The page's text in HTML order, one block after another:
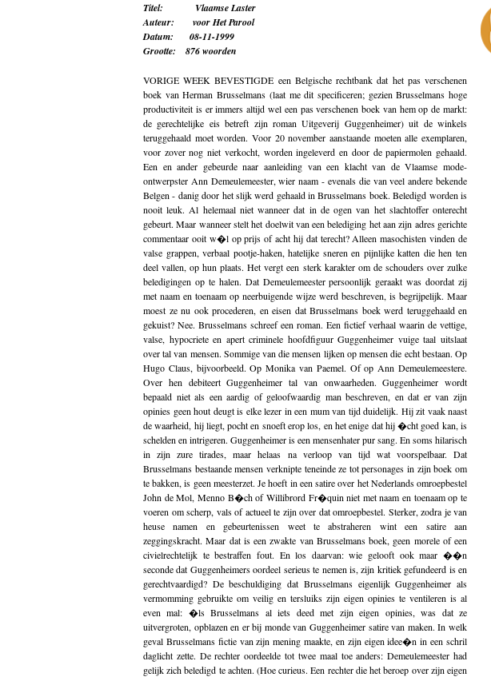
Titel: Vlaamse Laster
Auteur: voor Het Parool
Datum: 08-11-1999
Grootte: 876 woorden
VORIGE WEEK BEVESTIGDE een Belgische rechtbank dat het pas verschenen
boek van Herman Brusselmans (laat me dit specificeren; gezien Brusselmans hoge
productiviteit is er immers altijd wel een pas verschenen boek van hem op de markt:
de gerechtelijke eis betreft zijn roman Uitgeverij Guggenheimer) uit de winkels
teruggehaald moet worden. Voor 20 november aanstaande moeten alle exemplaren,
voor zover nog niet verkocht, worden ingeleverd en door de papiermolen gehaald.
Een en ander gebeurde naar aanleiding van een klacht van de Vlaamse mode-
ontwerpster Ann Demeulemeester, wier naam - evenals die van veel andere bekende
Belgen - danig door het slijk werd gehaald in Brusselmans boek. Beledigd worden is
nooit leuk. Al helemaal niet wanneer dat in de ogen van het slachtoffer onterecht
gebeurt. Maar wanneer stelt het doelwit van een belediging het aan zijn adres gerichte
commentaar ooit w�l op prijs of acht hij dat terecht? Alleen masochisten vinden de
valse grappen, verbaal pootje-haken, hatelijke sneren en pijnlijke katten die hen ten
deel vallen, op hun plaats. Het vergt een sterk karakter om de schouders over zulke
beledigingen op te halen. Dat Demeulemeester persoonlijk geraakt was doordat zij
met naam en toenaam op neerbuigende wijze werd beschreven, is begrijpelijk. Maar
moest ze nu ook procederen, en eisen dat Brusselmans boek werd teruggehaald en
gekuist? Nee. Brusselmans schreef een roman. Een fictief verhaal waarin de vettige,
valse, hypocriete en apert criminele hoofdfiguur Guggenheimer vuige taal uitslaat
over tal van mensen. Sommige van die mensen lijken op mensen die echt bestaan. Op
Hugo Claus, bijvoorbeeld. Op Monika van Paemel. Of op Ann Demeulemeestere.
Over hen debiteert Guggenheimer tal van onwaarheden. Guggenheimer wordt
bepaald niet als een aardig of geloofwaardig man beschreven, en dat er van zijn
opinies geen hout deugt is elke lezer in een mum van tijd duidelijk. Hij zit vaak naast
de waarheid, hij liegt, pocht en snoeft erop los, en het enige dat hij �cht goed kan, is
schelden en intrigeren. Guggenheimer is een mensenhater pur sang. En soms hilarisch
in zijn zure tirades, maar helaas na verloop van tijd wat voorspelbaar. Dat
Brusselmans bestaande mensen verknipte teneinde ze tot personages in zijn boek om
te bakken, is geen meesterzet. Je hoeft in een satire over het Nederlands omroepbestel
John de Mol, Menno B�ch of Willibrord Fr�quin niet met naam en toenaam op te
voeren om scherp, vals of actueel te zijn over dat omroepbestel. Sterker, zodra je van
heuse namen en gebeurtenissen weet te abstraheren wint een satire aan
zeggingskracht. Maar dat is een zwakte van Brusselmans boek, geen morele of een
civielrechtelijk te bestraffen fout. En los daarvan: wie gelooft ook maar ��n
seconde dat Guggenheimers oordeel serieus te nemen is, zijn kritiek gefundeerd is en
gerechtvaardigd? De beschuldiging dat Brusselmans eigenlijk Guggenheimer als
vermomming gebruikte om veilig en tersluiks zijn eigen opinies te ventileren is al
even mal: �ls Brusselmans al iets deed met zijn eigen opinies, was dat ze
uitvergroten, opblazen en er bij monde van Guggenheimer satire van maken. In welk
geval Brusselmans fictie van zijn mening maakte, en zijn eigen idee�n in een schril
daglicht zette. De rechter oordeelde tot twee maal toe anders: Demeulemeester had
gelijk zich beledigd te achten. (Hoe curieus. Een rechter die het beroep over zijn eigen